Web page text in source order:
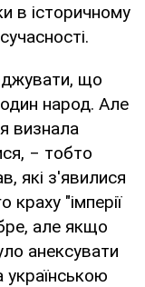
в історичному
що
один народ. Але
визнала
‒ тобто
які з'явилися
краху "імперії
але якщо
анексувати